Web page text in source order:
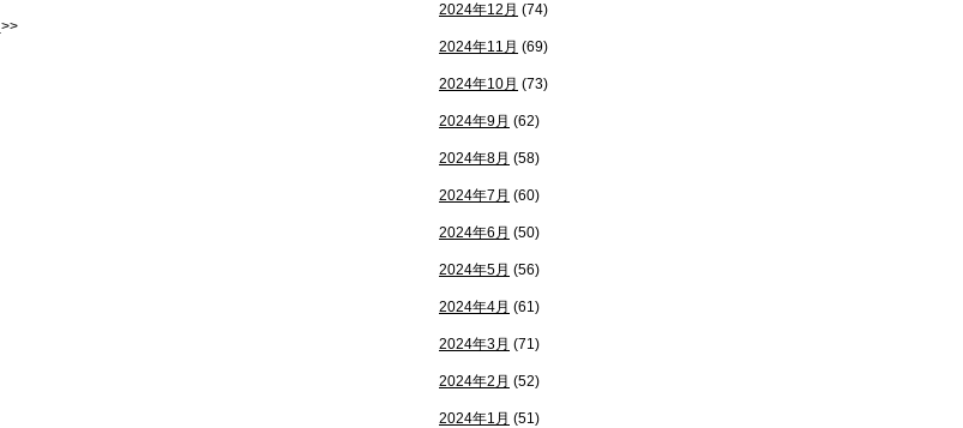
>>
2024年12月 (74)
2024年11月 (69)
2024年10月 (73)
2024年9月 (62)
2024年8月 (58)
2024年7月 (60)
2024年6月 (50)
2024年5月 (56)
2024年4月 (61)
2024年3月 (71)
2024年2月 (52)
2024年1月 (51)